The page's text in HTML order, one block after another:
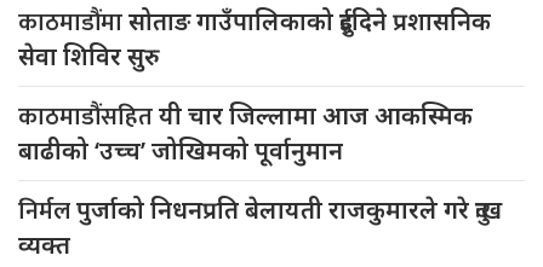
काठमाडौंमासोताङ गाउँपालिकाको दुईदिने प्रशासनिक
सेवा शिविर सुरु
काठमाडौंसहितयी चार जिल्लामा आज आकस्मिक
बाढीको ‘उच्च’ जोखिमको पूर्वानुमान
निर्मलपुर्जाको निधनप्रति बेलायती राजकुमारले गरे दुःख
व्यक्त